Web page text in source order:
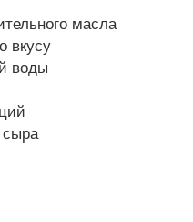
масла
вкусу
воды